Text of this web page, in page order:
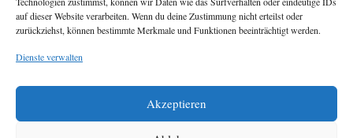
auf dieser Website verarbeiten. Wenn du deine Zustimmung nicht erteilst oder
zurückziehst, können bestimmte Merkmale und Funktionen beeinträchtigt werden.
Dienste verwalten
Akzeptieren
Impressum
Michael Baden,
Diese Webseite stellt
zehn Jahre der